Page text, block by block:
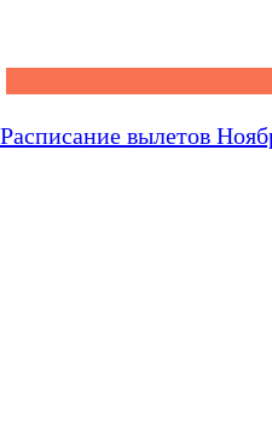
Расписание вылетов